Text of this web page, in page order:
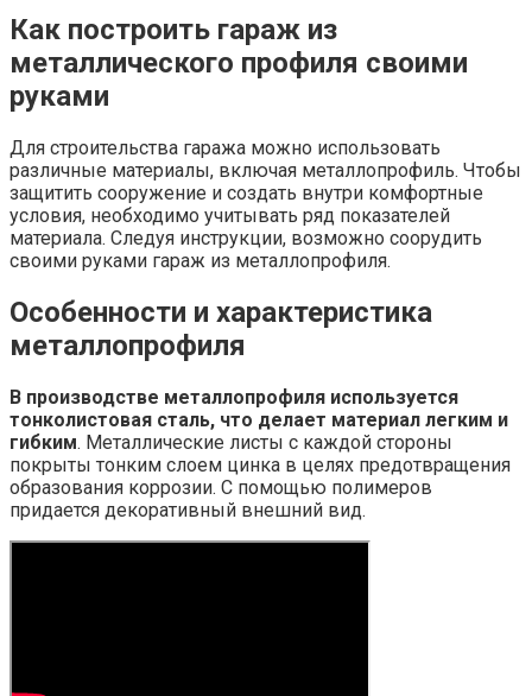
Как построить гараж из
металлического профиля своими
руками
Для строительства гаража можно использовать
различные материалы, включая металлопрофиль. Чтобы
защитить сооружение и создать внутри комфортные
условия, необходимо учитывать ряд показателей
материала. Следуя инструкции, возможно соорудить
своими руками гараж из металлопрофиля.
Особенности и характеристика
металлопрофиля
В производстве металлопрофиля используется
тонколистовая сталь, что делает материал легким и
гибким. Металлические листы с каждой стороны
покрыты тонким слоем цинка в целях предотвращения
образования коррозии. С помощью полимеров
придается декоративный внешний вид.